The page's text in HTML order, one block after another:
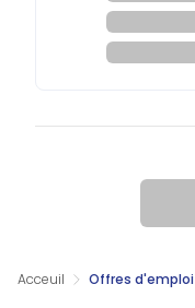
Acceuil Offres d'emploi